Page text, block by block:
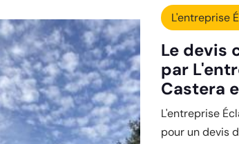
L'entreprise
Le devis
par
Castera
L'entreprise
pour un devis